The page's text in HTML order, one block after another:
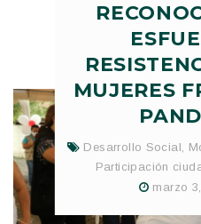
MUJERES
Desarrollo Social,
Participación
marzo